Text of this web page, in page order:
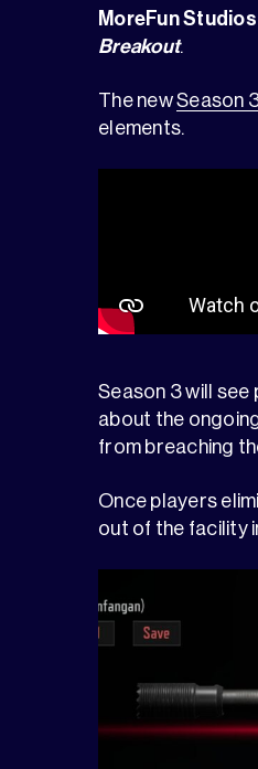
MoreFun Studios
Breakout.
The newSeason
elements.
Season 3 will
about the
from breaching
Once players
out of the facility